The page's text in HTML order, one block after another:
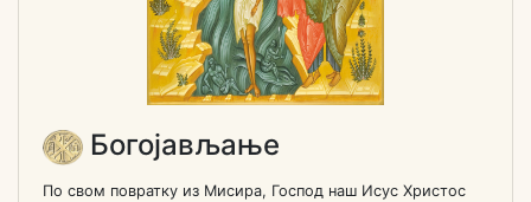
Богојављање
По свом повратку из Мисира, Господ наш Исус Христос